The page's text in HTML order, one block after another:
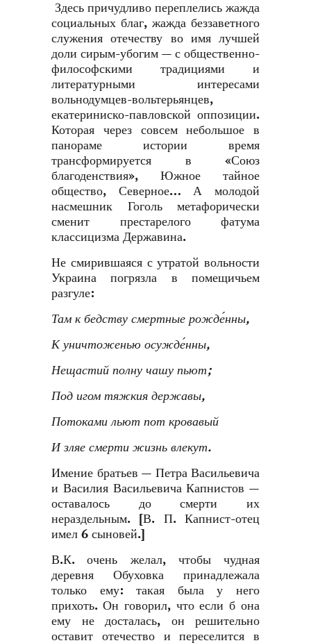
Здесь причудливо переплелись жажда
социальных благ, жажда беззаветного
служения отечеству во имя лучшей
доли сирым-убогим — с общественно-
философскими традициями и
литературными интересами
вольнодумцев-вольтерьянцев,
екатериниско-павловской оппозиции.
Которая через совсем небольшое в
панораме истории время
трансформируется в «Союз
благоденствия», Южное тайное
общество, Северное… А молодой
насмешник Гоголь метафорически
сменит престарелого фатума
классицизма Державина.
Не смирившаяся с утратой вольности
Украина погрязла в помещичьем
разгуле:
Там к бедству смертные рожде́нны,
К уничтоженью осужде́нны,
Нещастий полну чашу пьют;
Под игом тяжкия державы,
Потоками льют пот кровавый
И зляе смерти жизнь влекут.
Имение братьев — Петра Васильевича
и Василия Васильевича Капнистов —
оставалось до смерти их
нераздельным. [В. П. Капнист-отец
имел 6 сыновей.]
В.К. очень желал, чтобы чудная
деревня Обуховка принадлежала
только ему: такая была у него
прихоть. Он говорил, что если б она
ему не досталась, он решительно
оставит отечество и переселится в